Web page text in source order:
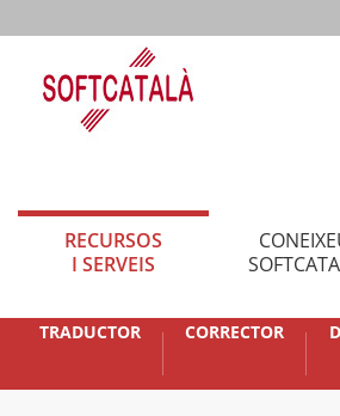
RECURSOS
I SERVEIS
TRADUCTOR CORRECTOR